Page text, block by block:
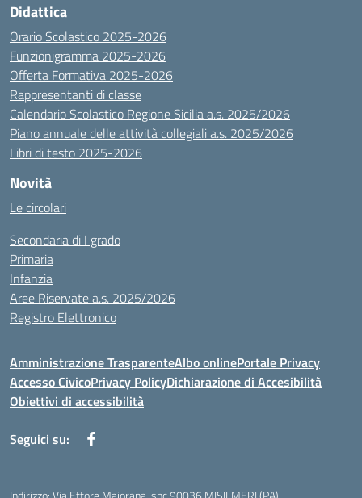
Didattica
Orario Scolastico 2025-2026
Funzionigramma 2025-2026
Offerta Formativa 2025-2026
Rappresentanti di classe
Calendario Scolastico Regione Sicilia a.s. 2025/2026
Piano annuale delle attività collegiali a.s. 2025/2026
Libri di testo 2025-2026
Novità
Le circolari
Secondaria di I grado
Primaria
Infanzia
Aree Riservate a.s. 2025/2026
Registro Elettronico
Amministrazione TrasparenteAlbo onlinePortale Privacy
Accesso CivicoPrivacy PolicyDichiarazione di Accesibilità
Obiettivi di accessibilità
Seguici su: